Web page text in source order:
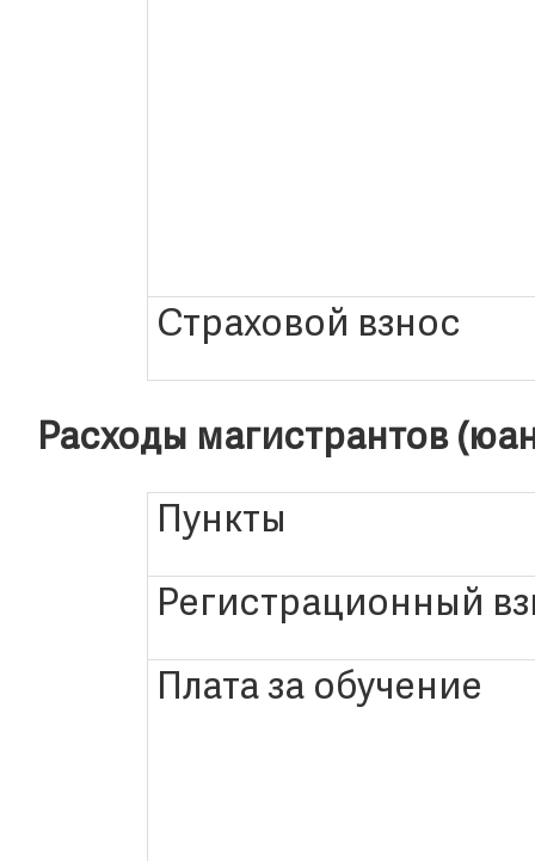
Страховой взнос
Расходы магистрантов
Пункты
Регистрационный
Плата за обучение